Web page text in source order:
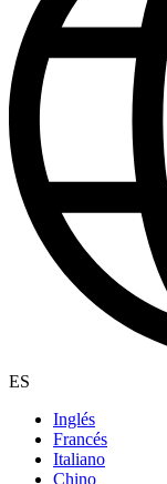
ES
Inglés
Francés
Italiano
Chino